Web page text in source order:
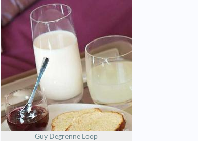
Guy Degrenne Loop